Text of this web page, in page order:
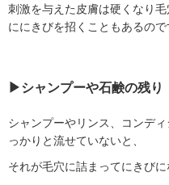
刺激を与えた皮膚は硬くなり
ににきびを招くこともあるので
▶︎シャンプーや石鹸の残り
シャンプーやリンス、コンデ
っかりと流せていないと、
それが毛穴に詰まってにきびに